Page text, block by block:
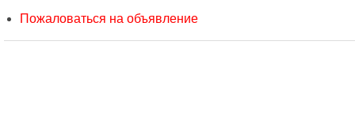
Пожаловаться на объявление